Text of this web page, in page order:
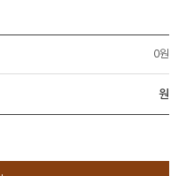
0원
원